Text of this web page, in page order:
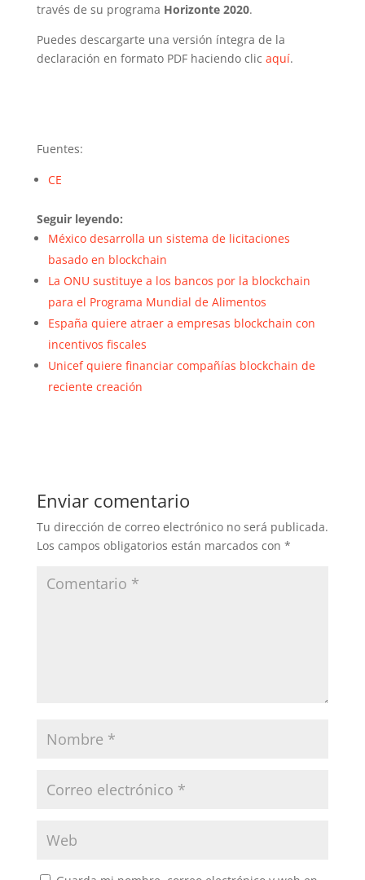
través de su programa Horizonte 2020.
Puedes descargarte una versión íntegra de la
declaración en formato PDF haciendo clic aquí.
Fuentes:
CE
Seguir leyendo:
México desarrolla un sistema de licitaciones
basado en blockchain
La ONU sustituye a los bancos por la blockchain
para el Programa Mundial de Alimentos
España quiere atraer a empresas blockchain con
incentivos fiscales
Unicef quiere financiar compañías blockchain de
reciente creación
Enviar comentario
Tu dirección de correo electrónico no será publicada.
Los campos obligatorios están marcados con *